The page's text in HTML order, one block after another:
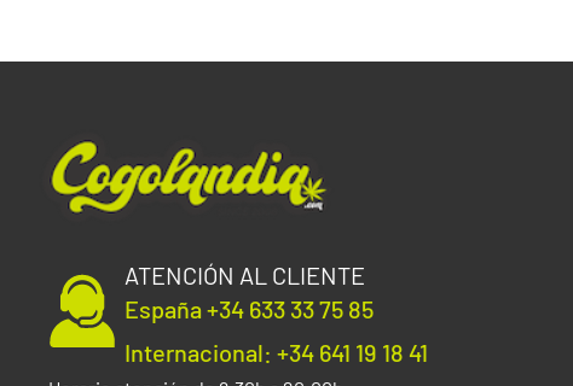
ATENCIÓN AL CLIENTE
España +34 633 33 75 85
Internacional: +34 641 19 18 41